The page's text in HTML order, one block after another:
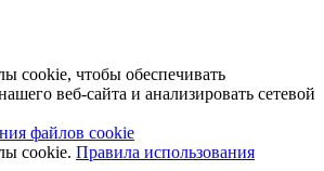
cookie, чтобы обеспечивать
веб-сайта и анализировать сетевой
файлов cookie
cookie. Правила использования